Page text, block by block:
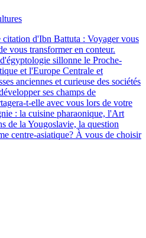
citation d'Ibn Battuta : Voyager vous
vous transformer en conteur.
sillonne le Proche-
et l'Europe Centrale et
anciennes et curieuse des sociétés
ses champs de
t-elle avec vous lors de votre
: la cuisine pharaonique, l'Art
de la Yougoslavie, la question
centre-asiatique? À vous de choisir